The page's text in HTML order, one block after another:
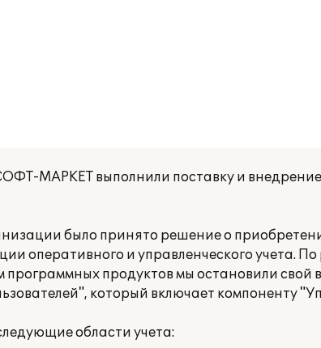
МАРКЕТ выполнили поставку и
было принято решение о
оперативного и управленческого учета. По
продуктов мы остановили свой
который включает компоненту
области учета: